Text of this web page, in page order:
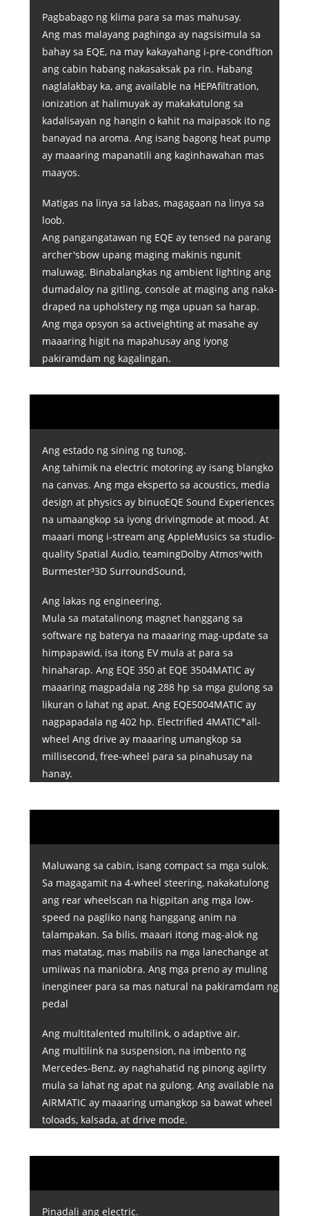
Pagbabago ng klima para sa mas mahusay.
Ang mas malayang paghinga ay nagsisimula sa
bahay sa EQE, na may kakayahang i-pre-condftion
ang cabin habang nakasaksak pa rin. Habang
naglalakbay ka, ang available na HEPAfiltration,
ionization at halimuyak ay makakatulong sa
kadalisayan ng hangin o kahit na maipasok ito ng
banayad na aroma. Ang isang bagong heat pump
ay maaaring mapanatili ang kaginhawahan mas
maayos.
Matigas na linya sa labas, magagaan na linya sa
loob.
Ang pangangatawan ng EQE ay tensed na parang
archer'sbow upang maging makinis ngunit
maluwag. Binabalangkas ng ambient lighting ang
dumadaloy na gitling, console at maging ang naka-
draped na upholstery ng mga upuan sa harap.
Ang mga opsyon sa activeighting at masahe ay
maaaring higit na mapahusay ang iyong
pakiramdam ng kagalingan.
Ang estado ng sining ng tunog.
Ang tahimik na electric motoring ay isang blangko
na canvas. Ang mga eksperto sa acoustics, media
design at physics ay binuoEQE Sound Experiences
na umaangkop sa iyong drivingmode at mood. At
maaari mong i-stream ang AppleMusics sa studio-
quality Spatial Audio, teamingDolby Atmos⁹with
Burmester³3D SurroundSound,
Ang lakas ng engineering.
Mula sa matatalinong magnet hanggang sa
software ng baterya na maaaring mag-update sa
himpapawid, isa itong EV mula at para sa
hinaharap. Ang EQE 350 at EQE 3504MATIC ay
maaaring magpadala ng 288 hp sa mga gulong sa
likuran o lahat ng apat. Ang EQE5004MATIC ay
nagpapadala ng 402 hp. Electrified 4MATIC*all-
wheel Ang drive ay maaaring umangkop sa
millisecond, free-wheel para sa pinahusay na
hanay.
Maluwang sa cabin, isang compact sa mga sulok.
Sa magagamit na 4-wheel steering, nakakatulong
ang rear wheelscan na higpitan ang mga low-
speed na pagliko nang hanggang anim na
talampakan. Sa bilis, maaari itong mag-alok ng
mas matatag, mas mabilis na mga lanechange at
umiiwas na maniobra. Ang mga preno ay muling
inengineer para sa mas natural na pakiramdam ng
pedal
Ang multitalented multilink, o adaptive air.
Ang multilink na suspension, na imbento ng
Mercedes-Benz, ay naghahatid ng pinong agilrty
mula sa lahat ng apat na gulong. Ang available na
AIRMATIC ay maaaring umangkop sa bawat wheel
toloads, kalsada, at drive mode.
Pinadali ang electric.